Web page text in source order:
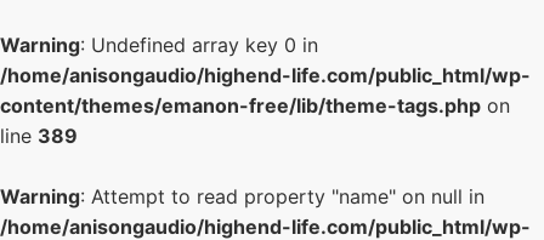
Warning: Undefined array key 0 in
/home/anisongaudio/highend-life.com/public_html/wp-
content/themes/emanon-free/lib/theme-tags.php on
line 389
Warning: Attempt to read property "name" on null in
/home/anisongaudio/highend-life.com/public_html/wp-